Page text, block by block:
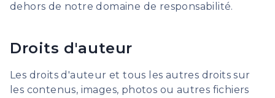
dehors de notre domaine de responsabilité.
Droits d'auteur
Les droits d'auteur et tous les autres droits sur
les contenus, images, photos ou autres fichiers